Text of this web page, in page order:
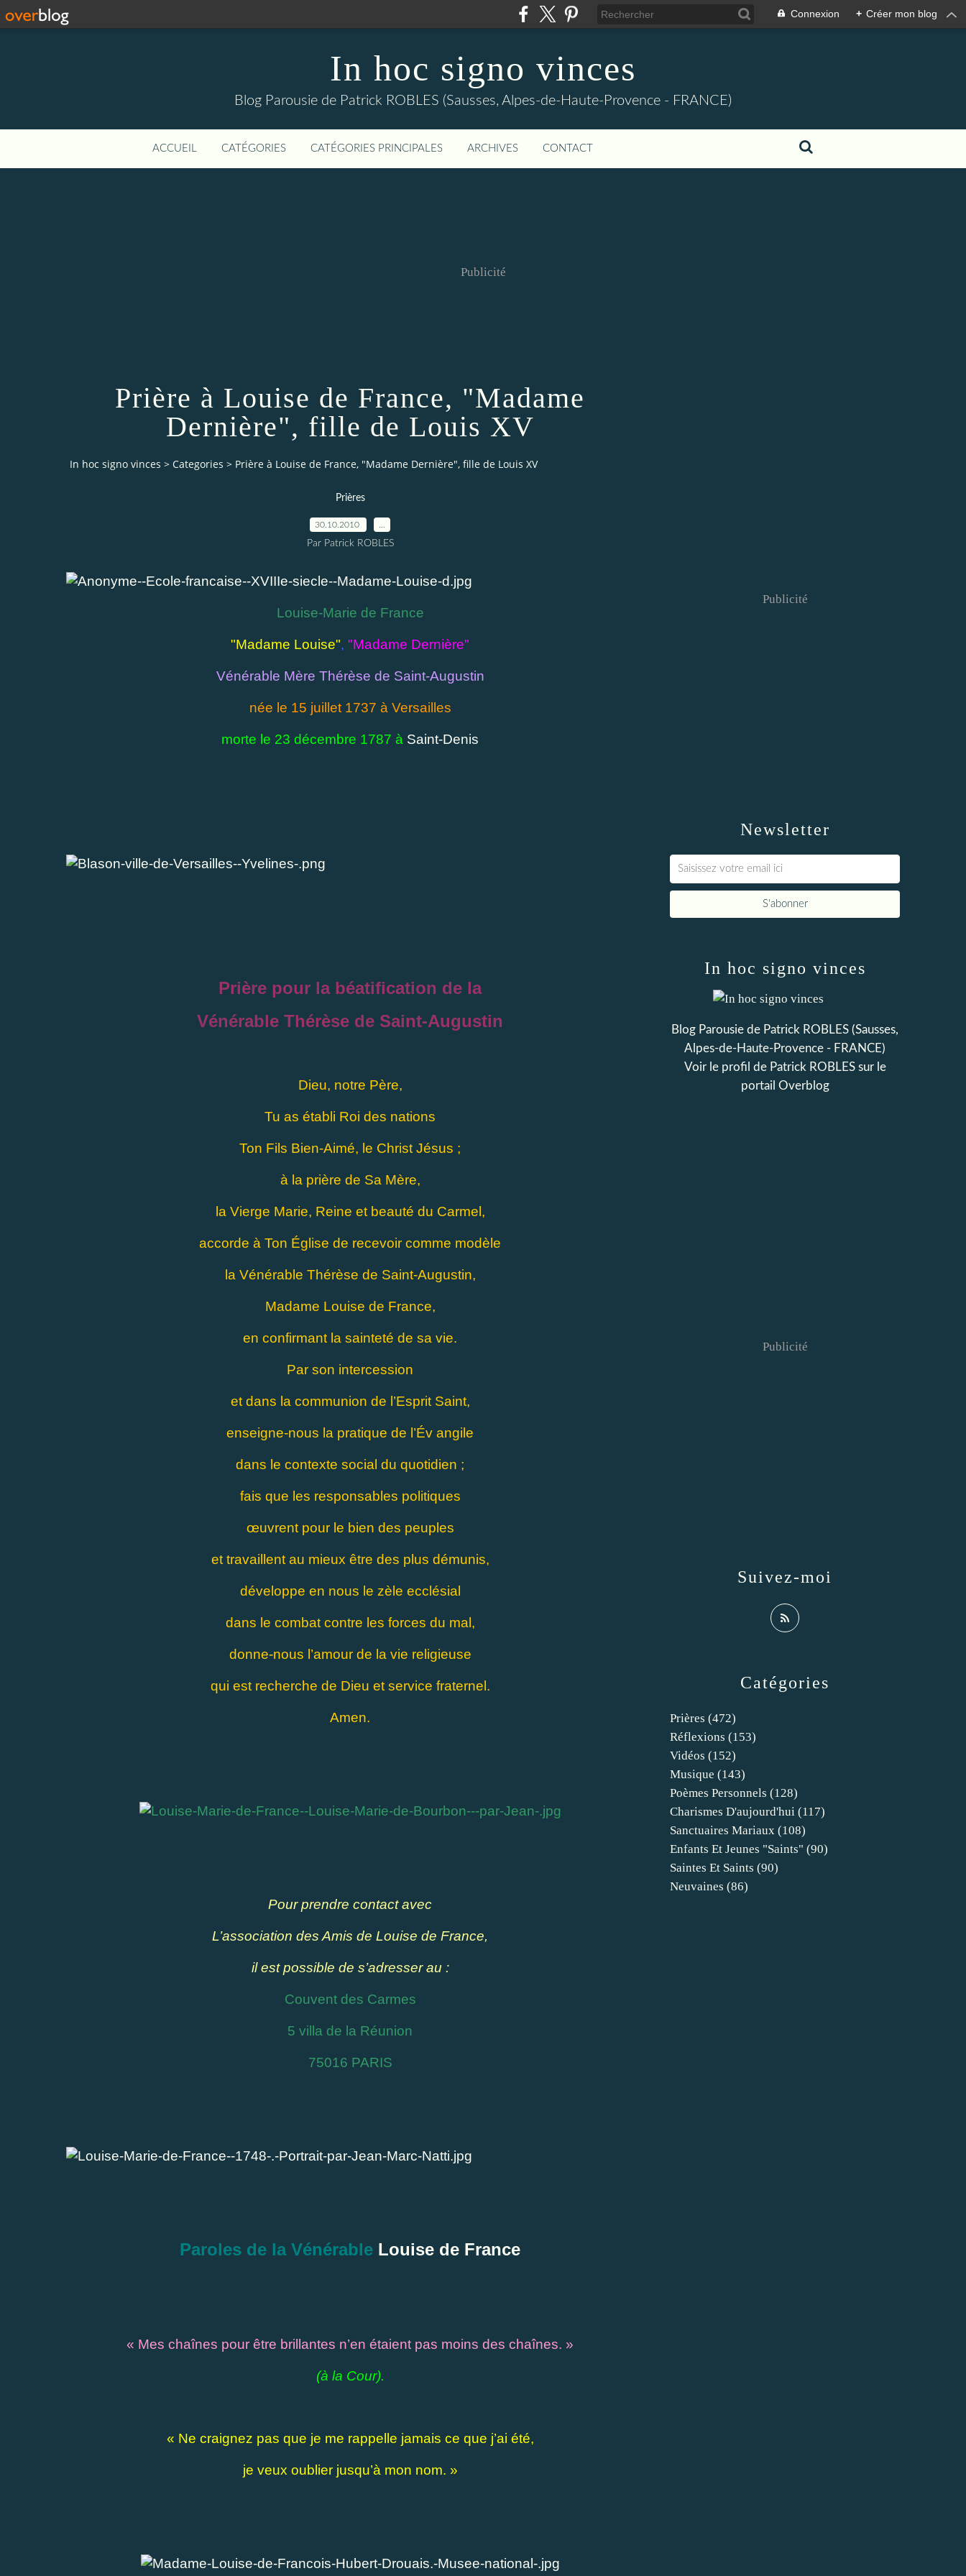
Connexion + Créer mon blog
In hoc signo vinces
Blog Parousie de Patrick ROBLES (Sausses, Alpes-de-Haute-Provence - FRANCE)
ACCUEIL CATÉGORIES CATÉGORIES PRINCIPALES ARCHIVES CONTACT
Publicité
Prière à Louise de France, "Madame
Dernière", fille de Louis XV
In hoc signo vinces > Categories > Prière à Louise de France, "Madame Dernière", fille de Louis XV
Prières
30.10.2010
Par Patrick ROBLES
Louise-Marie de France
"Madame Louise", "Madame Dernière"
Vénérable Mère Thérèse de Saint-Augustin
née le 15 juillet 1737 à Versailles
morte le 23 décembre 1787 à Saint-Denis
Prière pour la béatification de la
Vénérable Thérèse de Saint-Augustin
Dieu, notre Père,
Tu as établi Roi des nations
Ton Fils Bien-Aimé, le Christ Jésus ;
à la prière de Sa Mère,
la Vierge Marie, Reine et beauté du Carmel,
accorde à Ton Église de recevoir comme modèle
la Vénérable Thérèse de Saint-Augustin,
Madame Louise de France,
en confirmant la sainteté de sa vie.
Par son intercession
et dans la communion de l’Esprit Saint,
enseigne-nous la pratique de l’Év angile
dans le contexte social du quotidien ;
fais que les responsables politiques
œuvrent pour le bien des peuples
et travaillent au mieux être des plus démunis,
développe en nous le zèle ecclésial
dans le combat contre les forces du mal,
donne-nous l’amour de la vie religieuse
qui est recherche de Dieu et service fraternel.
Amen.
Pour prendre contact avec
L’association des Amis de Louise de France,
il est possible de s’adresser au :
Couvent des Carmes
5 villa de la Réunion
75016 PARIS
Paroles de la Vénérable Louise de France
« Mes chaînes pour être brillantes n’en étaient pas moins des chaînes. »
(à la Cour).
« Ne craignez pas que je me rappelle jamais ce que j’ai été,
je veux oublier jusqu’à mon nom. »
Newsletter
Publicité
Catégories
Prières (472)
Réflexions (153)
Vidéos (152)
Musique (143)
Poèmes Personnels (128)
Charismes D'aujourd'hui (117)
Sanctuaires Mariaux (108)
Enfants Et Jeunes "saints" (90)
Saintes Et Saints (90)
Neuvaines (86)
In hoc signo vinces
Blog Parousie de Patrick ROBLES (Sausses,
Alpes-de-Haute-Provence - FRANCE)
Voir le profil de Patrick ROBLESsur le
portail Overblog
Suivez-moi
Publicité